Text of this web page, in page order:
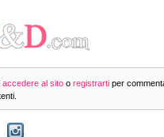
accedere al sito o registrarti per